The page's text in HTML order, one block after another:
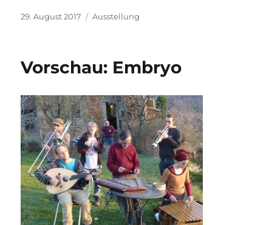
Veröffentlicht
29. August 2017 Kategorien
Ausstellung
Vorschau: Embryo